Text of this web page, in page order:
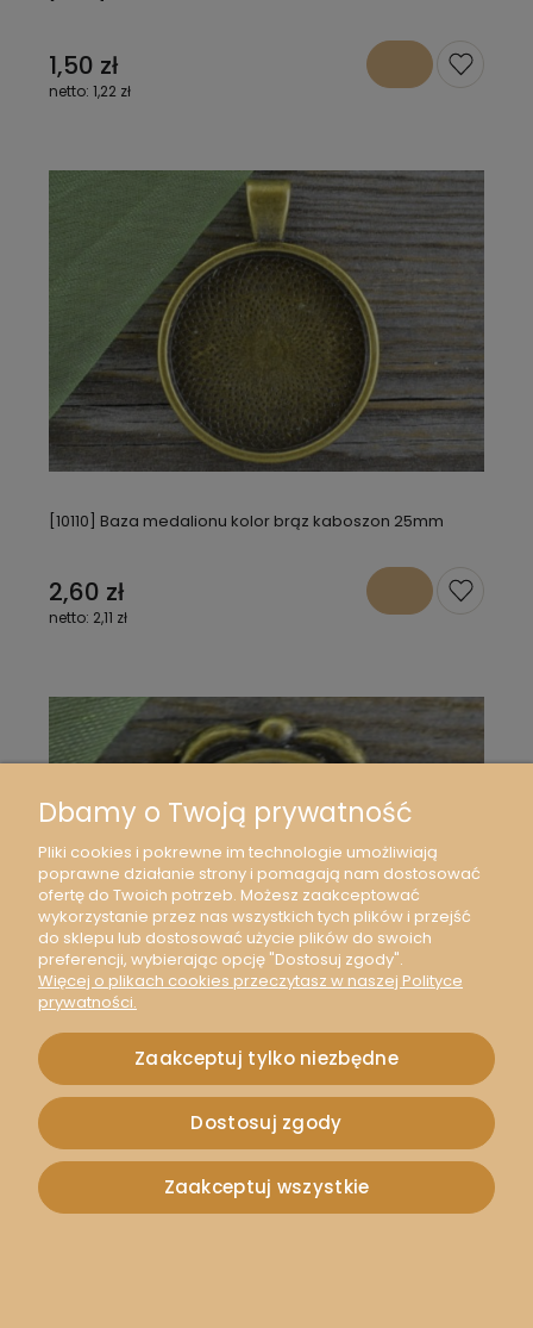
1,50 zł
1,22 zł
[10110] Baza medalionu kolor brąz kaboszon 25mm
2,60 zł
2,11 zł
[10114] Baza łącznik kolor brąz kaboszon 10mm 2szt
Dbamy o Twoją prywatność
Pliki cookies i pokrewne im technologie umożliwiają
poprawne działanie strony i pomagają nam dostosować
ofertę do Twoich potrzeb. Możesz zaakceptować
wykorzystanie przez nas wszystkich tych plików i przejść
do sklepu lub dostosować użycie plików do swoich
preferencji, wybierając opcję "Dostosuj zgody".
Więcej o plikach cookies przeczytasz w naszej Polityce
prywatności.
Zaakceptuj tylko niezbędne
Dostosuj zgody
Zaakceptuj wszystkie